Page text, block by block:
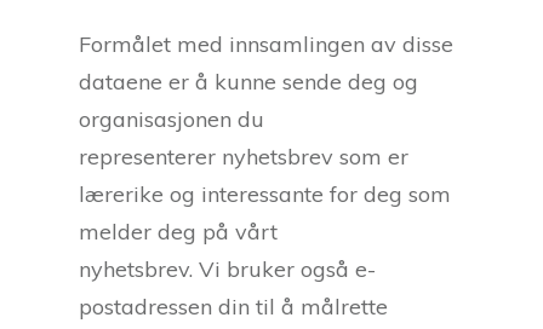
Formålet med innsamlingen av disse
dataene er å kunne sende deg og
organisasjonen du
representerer nyhetsbrev som er
lærerike og interessante for deg som
melder deg på vårt
nyhetsbrev. Vi bruker også e-
postadressen din til å målrette